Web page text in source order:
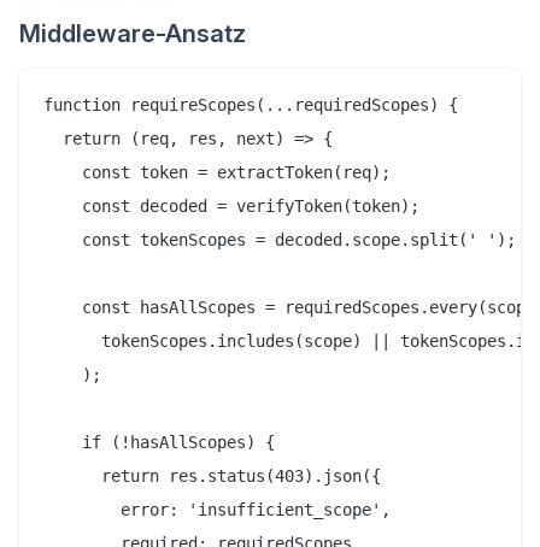
Middleware-Ansatz
function requireScopes(...requiredScopes) {
  return (req, res, next) => {
    const token = extractToken(req);
    const decoded = verifyToken(token);
    const tokenScopes = decoded.scope.split(' ');
const hasAllScopes = requiredScopes.every(scope
tokenScopes.includes(scope) ||
    );
    if (!hasAllScopes) {
      return res.status(403).json({
        error: 'insufficient_scope',
        required: requiredScopes,